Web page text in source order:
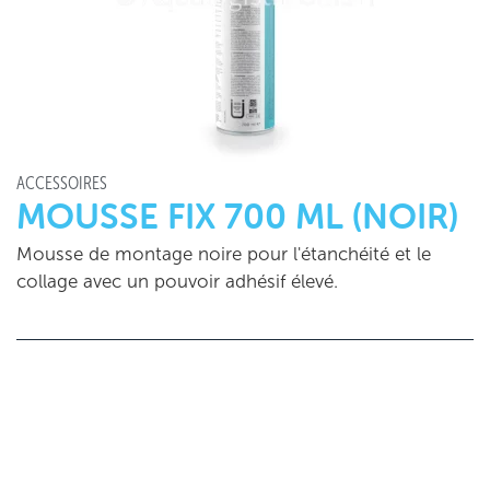
ACCESSOIRES
MOUSSE FIX 700 ML (NOIR)
Mousse de montage noire pour l'étanchéité et le
collage avec un pouvoir adhésif élevé.